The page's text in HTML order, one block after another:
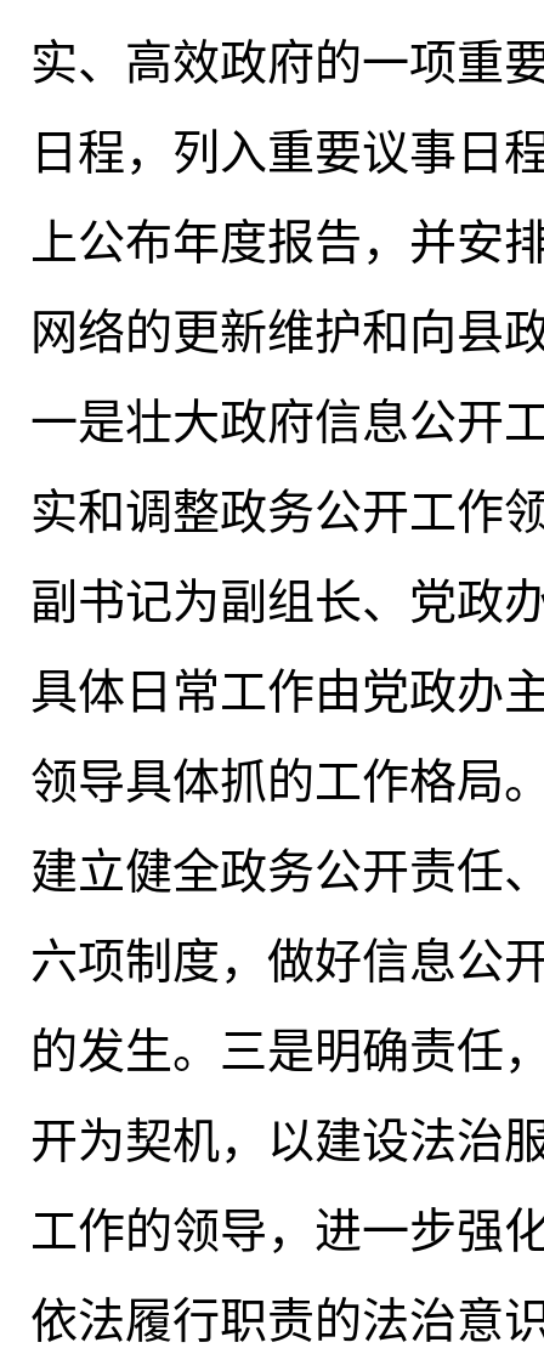
实、高效政府的一项重
日程， 列入重要议事日
上公布年度报告，并安
网络的更新维护和向县
一是壮大政府信息公开
实和调整政务公开工作
副书记为副组长、党政
具体日常工作由党政办
领导具体抓的工作格局
建立健全政务公开责任
六项制度， 做好信息公
的发生。 三是明确责任
开为契机，以建设法治
工作的领导，进一步强
依法履行职责的法治意